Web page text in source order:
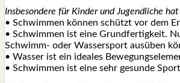
Ins­be­son­de­re für Kin­der und Jugend­li­che
• Schwim­men kön­nen schützt vor dem
• Schwim­men ist eine Grund­fer­tig­keit.
Schwimm- oder Was­ser­sport aus­üben
• Was­ser ist ein idea­les
• Schwim­men ist eine sehr gesun­de